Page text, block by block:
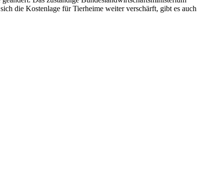
die Kostenlage für Tierheime weiter verschärft, gibt es auch